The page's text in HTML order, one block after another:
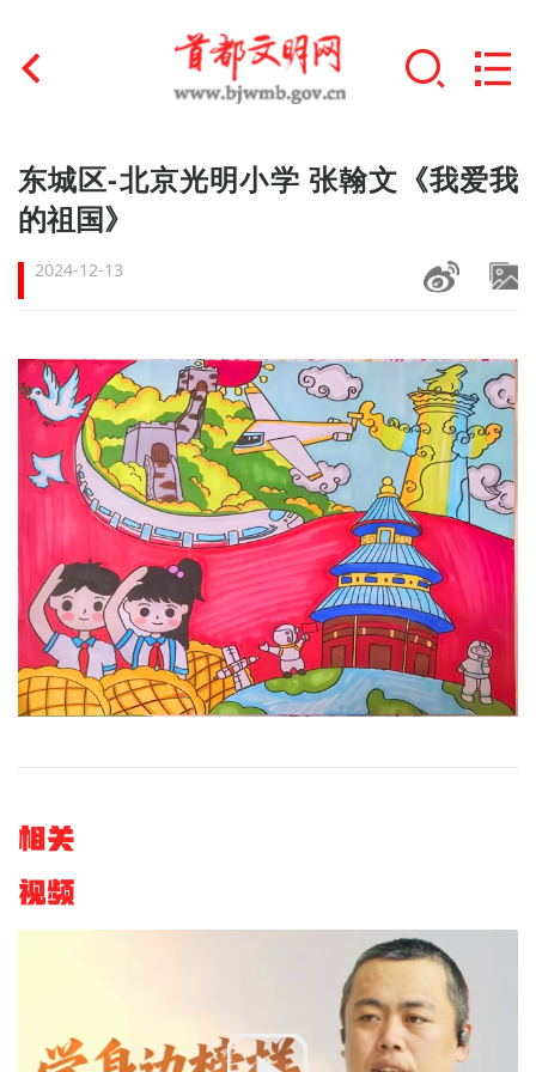
首页
文明创建
文明实践
未成年人思想道德建设
榜样人物
+
身边好人
文明评论
北京宣传文化引导基金
宣传思想文化人才
东城区-北京光明小学 张翰文《我爱我
的祖国》
2024-12-13
相关
视频